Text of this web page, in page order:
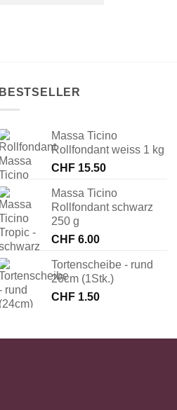
BESTSELLER
Massa Ticino
Rollfondant weiss 1 kg
CHF 15.50
Massa Ticino
Rollfondant schwarz
250 g
CHF 6.00
Tortenscheibe - rund
26cm (1Stk.)
CHF 1.50